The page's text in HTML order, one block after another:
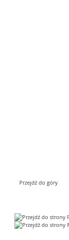
Przejdź do góry